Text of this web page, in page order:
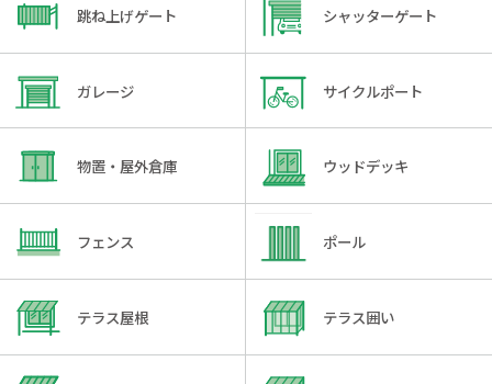
跳ね上げゲート シャッターゲート
ガレージ サイクルポート
物置・屋外倉庫 ウッドデッキ
フェンス ポール
テラス屋根 テラス囲い